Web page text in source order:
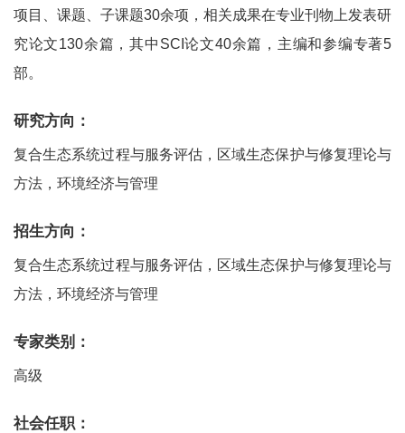
项目、课题、子课题30余项，相关成果在专业刊物上发表研
究论文130余篇，其中SCI论文40余篇，主编和参编专著5
部。
研究方向：
复合生态系统过程与服务评估，区域生态保护与修复理论与
方法，环境经济与管理
招生方向：
复合生态系统过程与服务评估，区域生态保护与修复理论与
方法，环境经济与管理
专家类别：
高级
社会任职：